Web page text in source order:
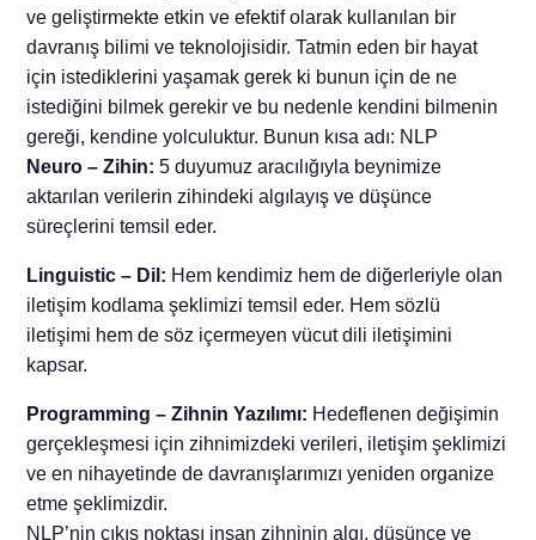
ve geliştirmekte etkin ve efektif olarak kullanılan bir
davranış bilimi ve teknolojisidir. Tatmin eden bir hayat
için istediklerini yaşamak gerek ki bunun için de ne
istediğini bilmek gerekir ve bu nedenle kendini bilmenin
gereği, kendine yolculuktur. Bunun kısa adı: NLP
Neuro – Zihin: 5 duyumuz aracılığıyla beynimize
aktarılan verilerin zihindeki algılayış ve düşünce
süreçlerini temsil eder.
Linguistic – Dil: Hem kendimiz hem de diğerleriyle olan
iletişim kodlama şeklimizi temsil eder. Hem sözlü
iletişimi hem de söz içermeyen vücut dili iletişimini
kapsar.
Programming – Zihnin Yazılımı: Hedeflenen değişimin
gerçekleşmesi için zihnimizdeki verileri, iletişim şeklimizi
ve en nihayetinde de davranışlarımızı yeniden organize
etme şeklimizdir.
NLP’nin çıkış noktası insan zihninin algı, düşünce ve